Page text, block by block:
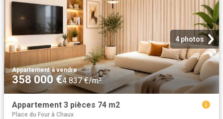
4 photos
Appartement·à vendre
358 000 €4 837 €/m²
Appartement 3 pièces 74 m2
Place du Four à Chaux